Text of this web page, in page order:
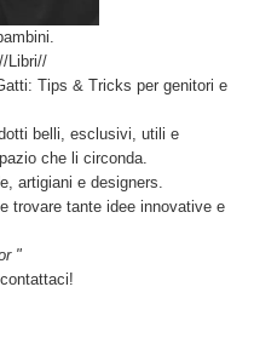
Libri//
Tips & Tricks per genitori e
belli, esclusivi, utili e
che li circonda.
artigiani e designers.
trovare tante idee innovative e
"